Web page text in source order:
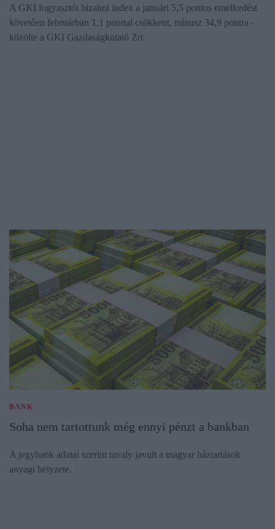
A GKI fogyasztói bizalmi index a januári 5,5 pontos emelkedést
követően februárban 1,1 ponttal csökkent, mínusz 34,9 pontra -
közölte a GKI Gazdaságkutató Zrt.
BANK
Soha nem tartottunk még ennyi pénzt a bankban
A jegybank adatai szerint tavaly javult a magyar háztartások
anyagi helyzete.